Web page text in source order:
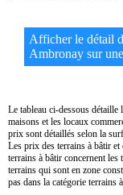
Afficher le détail
Ambronay sur
Le tableau ci-dessous détaille
maisons et les locaux
prix sont détaillés selon la
Les prix des terrains à bâtir
terrains à bâtir concernent
terrains qui sont en zone
pas dans la catégorie terrains